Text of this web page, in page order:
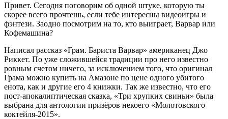
Привет. Сегодня поговорим об одной штуке, которую ты
скорее всего прочтешь, если тебе интересны видеоигры и
фэнтези. Заодно посмотрим на то, кто выиграет, Варвар или
Кофемашина?
Написал рассказ «Грам. Бариста Варвар» американец Джо
Риккет. По уже сложившейся традиции про него известно
ровным счетом ничего, за исключением того, что оригинал
Грама можно купить на Амазоне по цене одного убитого
енота, как и другие его 4 книжки. Так же известно, что его
пост-апокалиптическая сказка, «Три хрупких свиньи» была
выбрана для антологии призёров некоего «Молотовского
коктейля-2015».